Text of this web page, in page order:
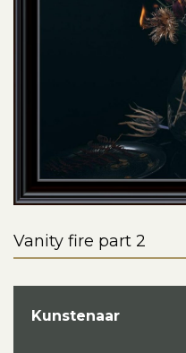
Vanity fire part 2
Kunstenaar